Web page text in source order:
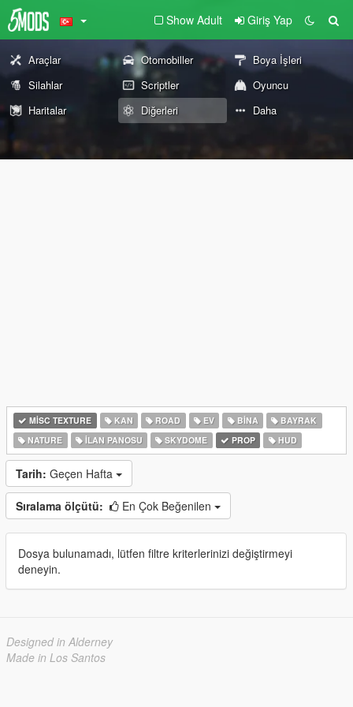
Show Adult Giriş Yap
Araçlar Otomobiller
Boya İşleri
Silahlar
Scriptler
Oyuncu
Haritalar
Diğerleri Daha
MISC TEXTURE KAN ROAD EV BINA
BAYRAK
NATURE
İLAN PANOSU SKYDOME PROP HUD
Tarih: Geçen Hafta
Sıralama ölçütü: En Çok Beğenilen
Dosya bulunamadı, lütfen filtre kriterlerinizi değiştirmeyi
deneyin.
Designed in Alderney
Made in Los Santos